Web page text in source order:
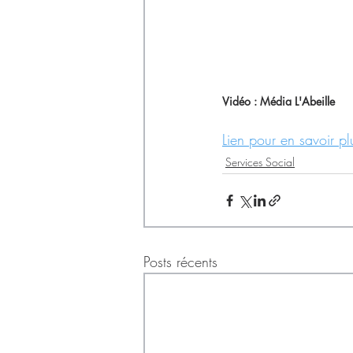
Vidéo : Média L'Abeille
Lien pour en savoir
Services Social
Posts récents